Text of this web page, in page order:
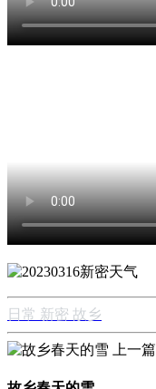
日常 新密 故乡
上一篇